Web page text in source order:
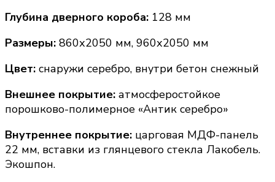
Глубина дверного короба: 128 мм
Размеры: 860х2050 мм, 960х2050 мм
Цвет: снаружи серебро, внутри бетон снежный
Внешнее покрытие: атмосферостойкое
порошково-полимерное «Антик серебро»
Внутреннее покрытие: царговая МДФ-панель
22 мм, вставки из глянцевого стекла Лакобель.
Экошпон.